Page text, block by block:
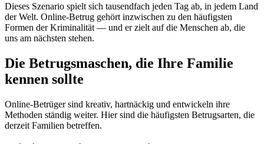
Dieses Szenario spielt sich tausendfach jeden Tag ab, in jedem Land
der Welt. Online-Betrug gehört inzwischen zu den häufigsten
Formen der Kriminalität — und er zielt auf die Menschen ab, die
uns am nächsten stehen.
Die Betrugsmaschen, die Ihre Familie
kennen sollte
Online-Betrüger sind kreativ, hartnäckig und entwickeln ihre
Methoden ständig weiter. Hier sind die häufigsten Betrugsarten, die
derzeit Familien betreffen.